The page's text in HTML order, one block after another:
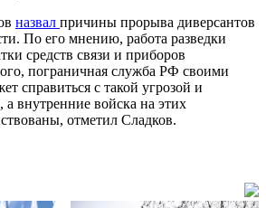
назвал причины прорыва диверсантов
По его мнению, работа разведки
средств связи и приборов
пограничная служба РФ своими
справиться с такой угрозой и
а внутренние войска на этих
отметил Сладков.